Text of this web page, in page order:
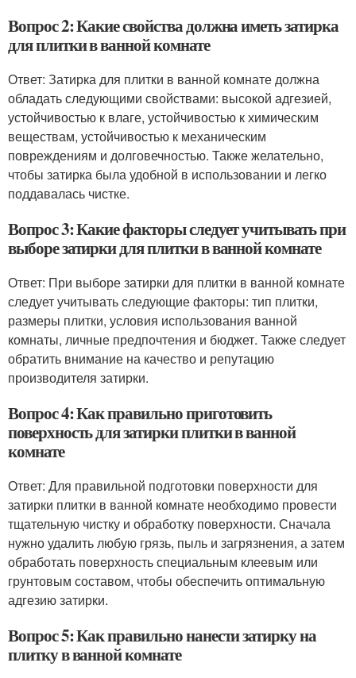
Вопрос 2: Какие свойства должна иметь затирка
для плитки в ванной комнате
Ответ: Затирка для плитки в ванной комнате должна
обладать следующими свойствами: высокой адгезией,
устойчивостью к влаге, устойчивостью к химическим
веществам, устойчивостью к механическим
повреждениям и долговечностью. Также желательно,
чтобы затирка была удобной в использовании и легко
поддавалась чистке.
Вопрос 3: Какие факторы следует учитывать при
выборе затирки для плитки в ванной комнате
Ответ: При выборе затирки для плитки в ванной комнате
следует учитывать следующие факторы: тип плитки,
размеры плитки, условия использования ванной
комнаты, личные предпочтения и бюджет. Также следует
обратить внимание на качество и репутацию
производителя затирки.
Вопрос 4: Как правильно приготовить
поверхность для затирки плитки в ванной
комнате
Ответ: Для правильной подготовки поверхности для
затирки плитки в ванной комнате необходимо провести
тщательную чистку и обработку поверхности. Сначала
нужно удалить любую грязь, пыль и загрязнения, а затем
обработать поверхность специальным клеевым или
грунтовым составом, чтобы обеспечить оптимальную
адгезию затирки.
Вопрос 5: Как правильно нанести затирку на
плитку в ванной комнате